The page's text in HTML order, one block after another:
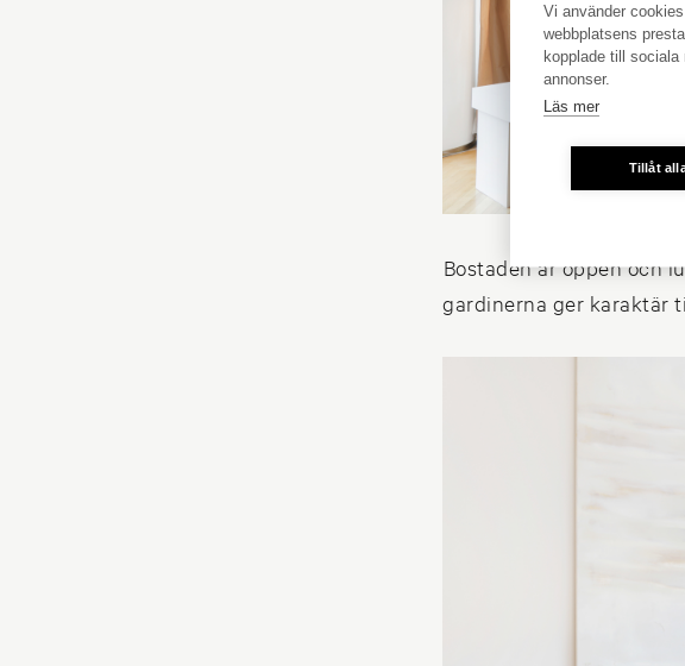
Bostaden är öppen och
gardinerna ger karaktär
Vi använder
webbplatsens
kopplade till
annonser.
Läs mer
Tillåt